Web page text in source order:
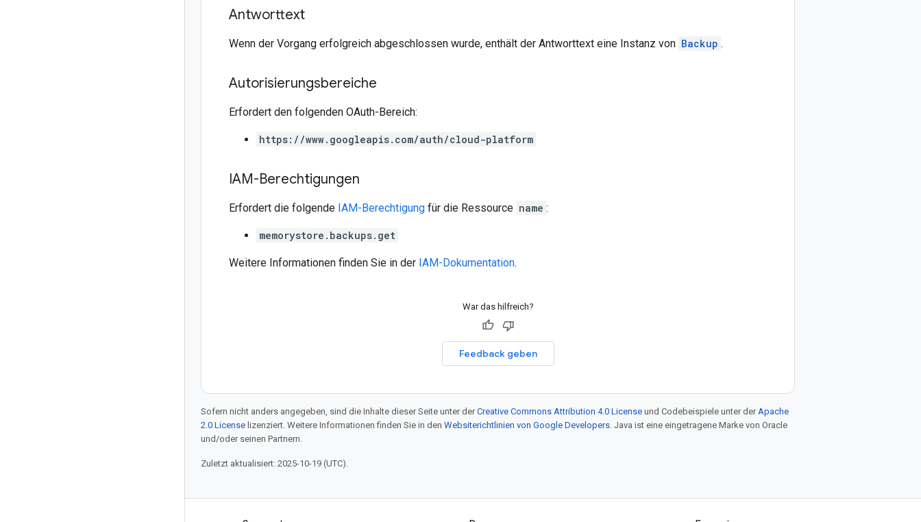
Antworttext
Wenn der Vorgang erfolgreich abgeschlossen wurde, enthält der Antworttext eine Instanz von Backup .
Autorisierungsbereiche
Erfordert den folgenden OAuth-Bereich:
https://www.googleapis.com/auth/cloud-platform
IAM-Berechtigungen
Erfordert die folgende IAM-Berechtigung für die Ressource name :
memorystore.backups.get
Weitere Informationen finden Sie in der IAM-Dokumentation.
War das hilfreich?
Feedback geben
Sofern nicht anders angegeben, sind die Inhalte dieser Seite unter derCreative Commons Attribution 4.0 License und Codebeispiele unter derApache
2.0 License lizenziert. Weitere Informationen finden Sie in den Websiterichtlinien von Google Developers. Java ist eine eingetragene Marke von Oracle
und/oder seinen Partnern.
Zuletzt aktualisiert: 2025-10-19 (UTC).